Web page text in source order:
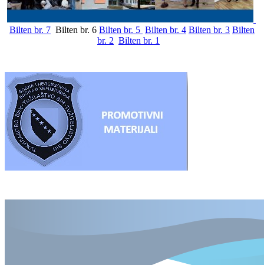
Bilten br. 7 Bilten br. 6 Bilten br. 5 Bilten br. 4 Bilten br. 3 Bilten
br. 2 Bilten br. 1